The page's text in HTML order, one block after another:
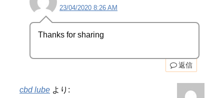
23/04/2020 8:26 AM
Thanks for sharing
返信
cbd lube より: